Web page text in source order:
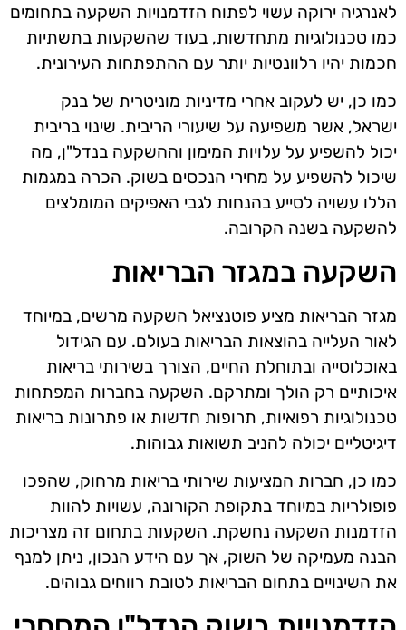
לאנרגיה ירוקה עשוי לפתוח הזדמנויות השקעה בתחומים
כמו טכנולוגיות מתחדשות, בעוד שהשקעות בתשתיות
חכמות יהיו רלוונטיות יותר עם ההתפתחות העירונית.
כמו כן, יש לעקוב אחרי מדיניות מוניטרית של בנק
ישראל, אשר משפיעה על שיעורי הריבית. שינוי בריבית
יכול להשפיע על עלויות המימון וההשקעה בנדל"ן, מה
שיכול להשפיע על מחירי הנכסים בשוק. הכרה במגמות
הללו עשויה לסייע בהנחות לגבי האפיקים המומלצים
להשקעה בשנה הקרובה.
השקעה במגזר הבריאות
מגזר הבריאות מציע פוטנציאל השקעה מרשים, במיוחד
לאור העלייה בהוצאות הבריאות בעולם. עם הגידול
באוכלוסייה ובתוחלת החיים, הצורך בשירותי בריאות
איכותיים רק הולך ומתרקם. השקעה בחברות המפתחות
טכנולוגיות רפואיות, תרופות חדשות או פתרונות בריאות
דיגיטליים יכולה להניב תשואות גבוהות.
כמו כן, חברות המציעות שירותי בריאות מרחוק, שהפכו
פופולריות במיוחד בתקופת הקורונה, עשויות להוות
הזדמנות השקעה נחשקת. השקעות בתחום זה מצריכות
הבנה מעמיקה של השוק, אך עם הידע הנכון, ניתן למנף
את השינויים בתחום הבריאות לטובת רווחים גבוהים.